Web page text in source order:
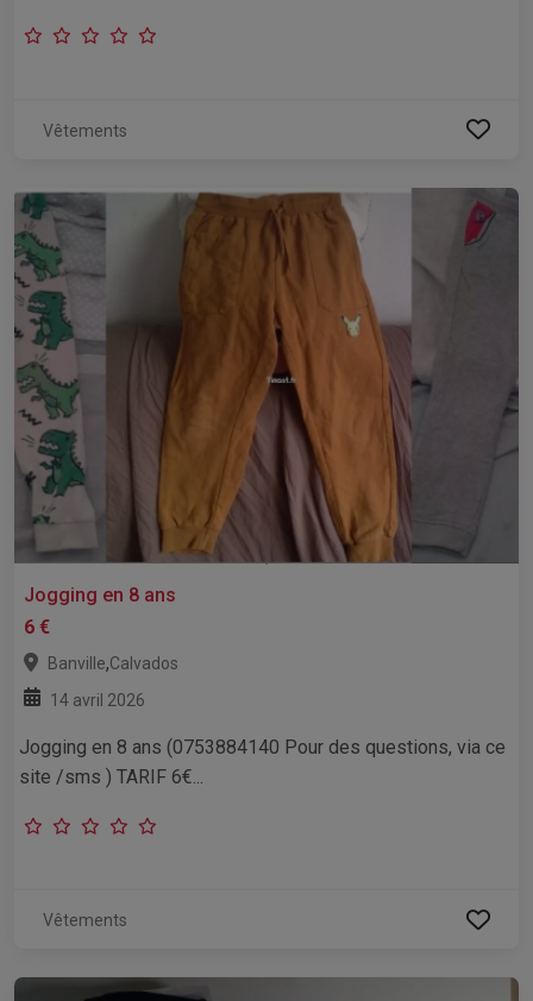
Vêtements
Jogging en 8 ans
6 €
Banville,Calvados
14 avril 2026
Jogging en 8 ans (0753884140 Pour des questions, via ce
site /sms ) TARIF 6€...
Vêtements